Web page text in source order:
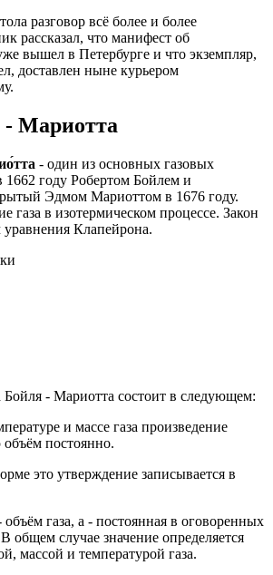
разговор всё более и более
рассказал, что манифест об
вышел в Петербурге и что экземпляр,
доставлен ныне курьером
- Мариотта
- один из основных газовых
1662 году Робертом Бойлем и
Эдмом Мариоттом в 1676 году.
газа в изотермическом процессе. Закон
уравнения Клапейрона.
Бойля - Мариотта состоит в следующем:
и массе газа произведение
объём постоянно.
это утверждение записывается в
объём газа, а - постоянная в оговоренных
общем случае значение определяется
массой и температурой газа.